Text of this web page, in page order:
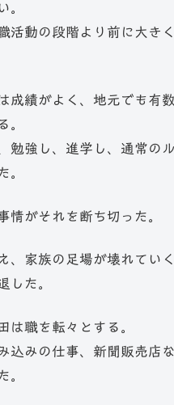
。
活動の段階より前に大き
成績がよく、地元でも有
。
勉強し、進学し、通常の
。
情がそれを断ち切った。
、家族の足場が壊れていく
した。
は職を転々とする。
込みの仕事、新聞販売店
。